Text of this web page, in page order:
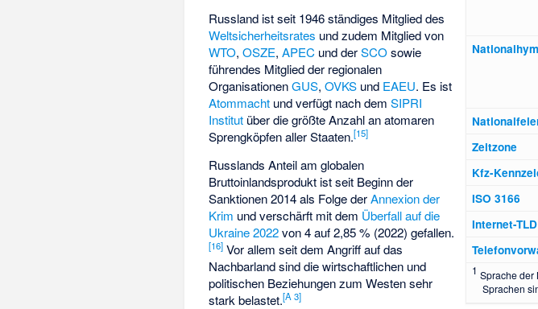
Zeitzone
Kfz-
ISO 3166
Internet-TLD
1 Sprache der
Sprachen
Russland ist seit 1946 ständiges Mitglied des
Weltsicherheitsrates und zudem Mitglied von
WTO,OSZE,APEC und derSCOsowie
führendes Mitglied der regionalen
OrganisationenGUS,OVKS und EAEU. Es ist
Atommacht und verfügt nach demSIPRI
Institut über die größte Anzahl an atomaren
Sprengköpfen aller Staaten.[15]
Russlands Anteil am globalen
Bruttoinlandsprodukt ist seit Beginn der
Sanktionen 2014 als Folge derAnnexion der
Krim und verschärft mit dem Überfall auf die
Ukraine 2022von 4 auf 2,85 % (2022) gefallen.
[16] Vor allem seit dem Angriff auf das
Nachbarland sind die wirtschaftlichen und
politischen Beziehungen zum Westen sehr
stark belastet.[A 3]